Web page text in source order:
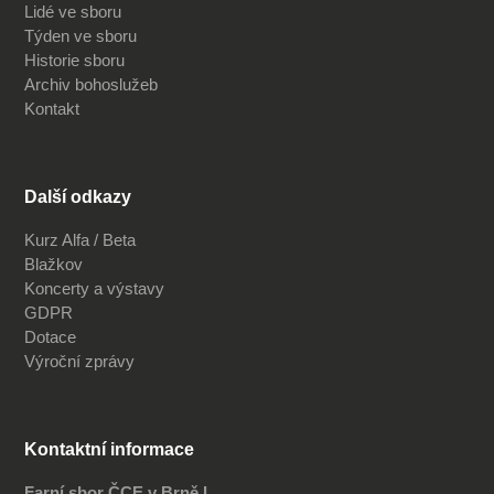
Lidé ve sboru
Týden ve sboru
Historie sboru
Archiv bohoslužeb
Kontakt
Další odkazy
Kurz Alfa / Beta
Blažkov
Koncerty a výstavy
GDPR
Dotace
Výroční zprávy
Kontaktní informace